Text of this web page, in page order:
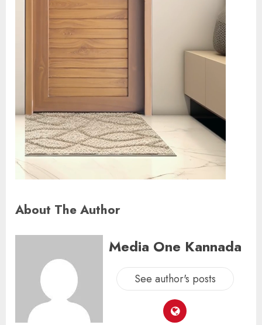
About The Author
Media One Kannada
See author's posts